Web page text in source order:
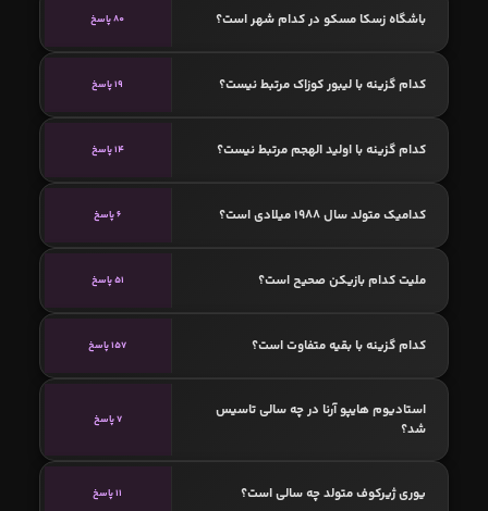
باشگاه زسکا مسکو در کدام شهر است؟ 80 پاسخ
کدام گزینه با ليبور كوزاک مرتبط نیست؟ 19 پاسخ
کدام گزینه با اولید الهجم مرتبط نیست؟ 14 پاسخ
کدامیک متولد سال 1988 میلادی است؟ 6 پاسخ
ملیت کدام بازیکن صحیح است؟ 51 پاسخ
کدام گزینه با بقیه متفاوت است؟ 157 پاسخ
استادیوم هایپو آرنا در چه سالی تاسیس
شد؟
7 پاسخ
یوری ژیرکوف متولد چه سالی است؟ 11 پاسخ